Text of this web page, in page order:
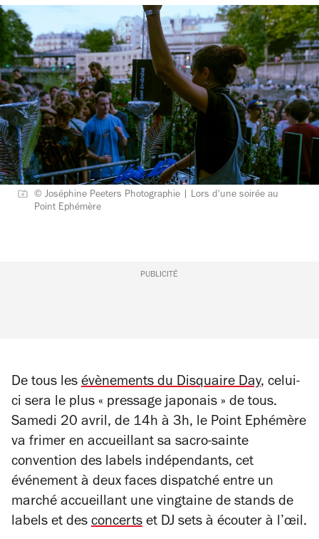
© Joséphine Peeters Photographie | Lors d'une soirée au
Point Ephémère
PUBLICITÉ
De tous les évènements du Disquaire Day, celui-
ci sera le plus « pressage japonais » de tous.
Samedi 20 avril, de 14h à 3h, le Point Ephémère
va frimer en accueillant sa sacro-sainte
convention des labels indépendants, cet
événement à deux faces dispatché entre un
marché accueillant une vingtaine de stands de
labels et des concerts et DJ sets à écouter à l’œil.